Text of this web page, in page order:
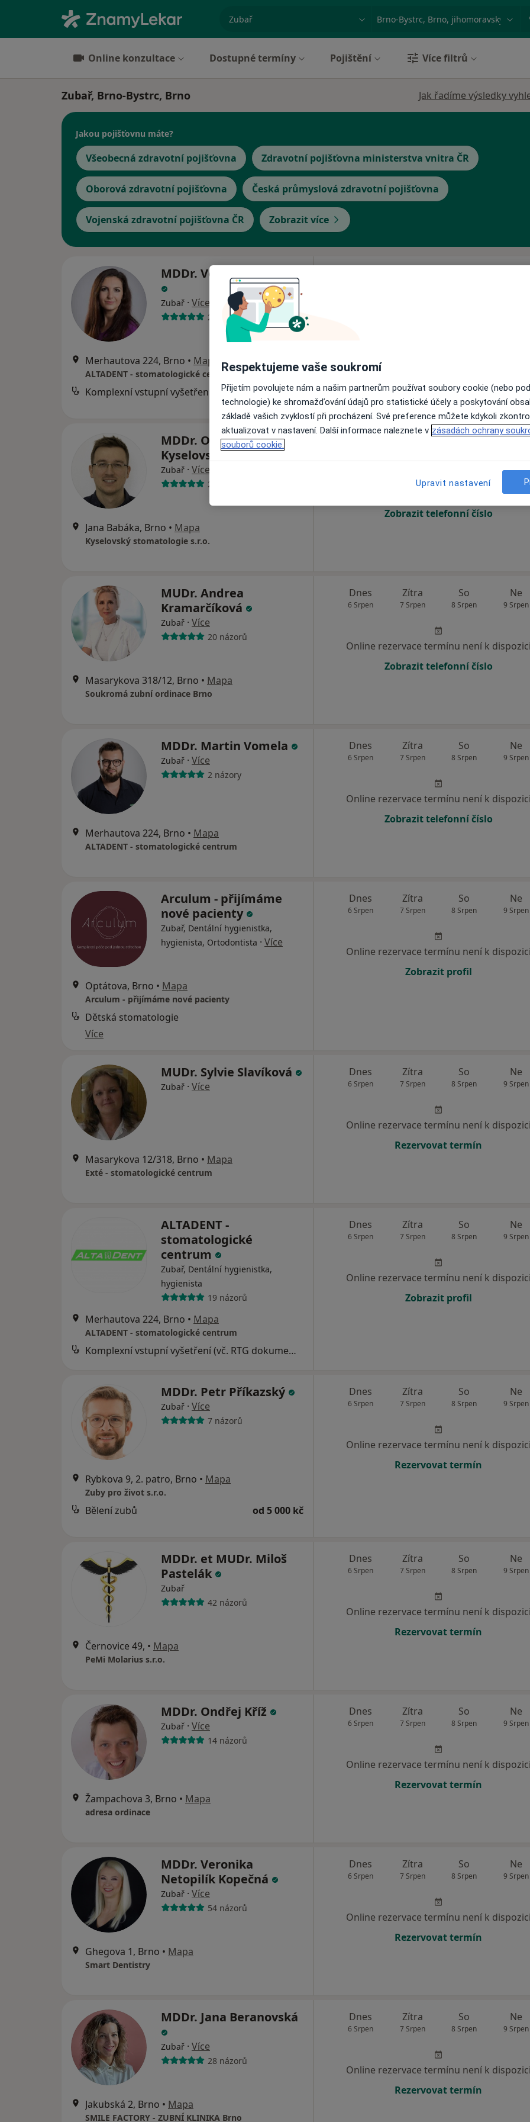
specializace, nemoc nebo příjmení
Online konzultace Dostupné termíny Pojištění Více filtrů
Zubař, Brno-Bystrc, Brno Jak řadíme výsledky
Jakou pojišťovnu máte?
Všeobecná zdravotní pojišťovna Zdravotní pojišťovna ministerstva vnitra ČR
Oborová zdravotní pojišťovna Česká průmyslová zdravotní pojišťovna
Vojenská zdravotní pojišťovna ČR Zobrazit více
MDDr. Veronika Kršková
Zubař · Více
20 názorů
Merhautova 224, Brno • Mapa
ALTADENT - stomatologické centrum
Komplexní vstupní vyšetření (vč. RTG dokumentace) 1 200 Kč
MDDr. Ondřej
Kyselovsky
Zubař · Více
20 názorů
Jana Babáka, Brno • Mapa
Kyselovský stomatologie s.r.o.
So Ne
Online rezervace termínu není k
Zobrazit telefonní číslo
MUDr. Andrea
Kramarčíková
Zubař · Více
20 názorů
Masarykova 318/12, Brno • Mapa
Soukromá zubní ordinace Brno
Dnes
6 Srpen
Zítra
7 Srpen
So
8 Srpen
Ne
9 Srpen
Online rezervace termínu není k dispozici
Zobrazit telefonní číslo
MDDr. Martin Vomela
Zubař · Více
2 názory
Merhautova 224, Brno • Mapa
ALTADENT - stomatologické centrum
Dnes
6 Srpen
Zítra
7 Srpen
So
8 Srpen
Ne
9 Srpen
Online rezervace termínu není k dispozici
Zobrazit telefonní číslo
Arculum - přijímáme
nové pacienty
Zubař, Dentální hygienistka,
hygienista, Ortodontista · Více
Optátova, Brno • Mapa
Arculum - přijímáme nové pacienty
Dětská stomatologie
Více
Dnes
6 Srpen
Zítra
7 Srpen
So
8 Srpen
Ne
9 Srpen
Online rezervace termínu není k dispozici
Zobrazit profil
MUDr. Sylvie Slavíková
Zubař · Více
Masarykova 12/318, Brno • Mapa
Exté - stomatologické centrum
Dnes
6 Srpen
Zítra
7 Srpen
So
8 Srpen
Ne
9 Srpen
Online rezervace termínu není k dispozici
Rezervovat termín
ALTADENT -
stomatologické
centrum
Zubař, Dentální hygienistka,
hygienista
19 názorů
Merhautova 224, Brno • Mapa
ALTADENT - stomatologické centrum
Komplexní vstupní vyšetření (vč. RTG dokumentace)
Dnes
6 Srpen
Zítra
7 Srpen
So
8 Srpen
Ne
9 Srpen
Online rezervace termínu není k dispozici
Zobrazit profil
MDDr. Petr Příkazský
Zubař · Více
7 názorů
Rybkova 9, 2. patro, Brno • Mapa
Zuby pro život s.r.o.
Bělení zubů od 5 000 kč
Dnes
6 Srpen
Zítra
7 Srpen
So
8 Srpen
Ne
9 Srpen
Online rezervace termínu není k dispozici
Rezervovat termín
MDDr. et MUDr. Miloš
Pastelák
Zubař
42 názorů
Černovice 49, • Mapa
PeMi Molarius s.r.o.
Dnes
6 Srpen
Zítra
7 Srpen
So
8 Srpen
Ne
9 Srpen
Online rezervace termínu není k dispozici
Rezervovat termín
MDDr. Ondřej Kříž
Zubař · Více
14 názorů
Žampachova 3, Brno • Mapa
adresa ordinace
Dnes
6 Srpen
Zítra
7 Srpen
So
8 Srpen
Ne
9 Srpen
Online rezervace termínu není k dispozici
Rezervovat termín
MDDr. Veronika
Netopilík Kopečná
Zubař · Více
54 názorů
Ghegova 1, Brno • Mapa
Smart Dentistry
Dnes
6 Srpen
Zítra
7 Srpen
So
8 Srpen
Ne
9 Srpen
Online rezervace termínu není k dispozici
Rezervovat termín
MDDr. Jana Beranovská
Zubař · Více
28 názorů
Jakubská 2, Brno • Mapa
SMILE FACTORY - ZUBNÍ KLINIKA Brno
Dnes
6 Srpen
Zítra
7 Srpen
So
8 Srpen
Ne
9 Srpen
Online rezervace termínu není k dispozici
Rezervovat termín
Respektujeme vaše soukromí
Přijetím povolujete nám a našim partnerům používat soubory cookie (nebo
technologie) ke shromažďování údajů pro statistické účely a poskytování
základě vašich zvyklostí při procházení. Své preference můžete kdykoli
aktualizovat v nastavení. Další informace naleznete v zásadách ochrany
souborů cookie.
Upravit nastavení